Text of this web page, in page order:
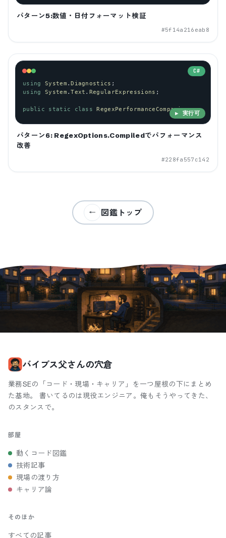
パターン5:数値・日付フォーマット検証
#5f14a216eab8
C#
using System .Diagnostics ;
using
System .Text . RegularExpressions ;
public static class RegexPerformanceComparison
▶ 実行可
パターン6: RegexOptions.Compiledでパフォーマンス
改善
#228fa557c142
← 図鑑トップ
バイブス父さんの穴倉
業務SEの「コード・現場・キャリア」を一つ屋根の下にまとめ
た基地。 書いてるのは現役エンジニア。俺もそうやってきた、
のスタンスで。
部屋
動くコード図鑑
技術記事
現場の渡り方
キャリア論
そのほか
すべての記事